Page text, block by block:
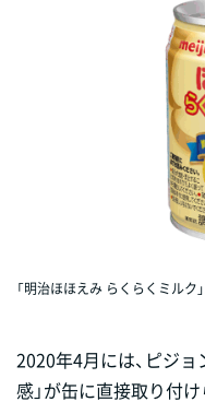
「明治ほほえみ らくらくミルク」
2020年4月には、ピジ
感」が缶に直接取り付